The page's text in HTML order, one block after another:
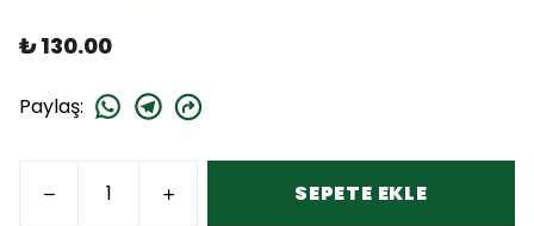
₺ 130.00
Paylaş:
SEPETE EKLE